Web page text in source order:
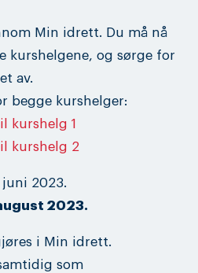
Min idrett. Du må nå
kurshelgene, og sørge for
av.
begge kurshelger:
kurshelg 1
kurshelg 2
juni 2023.
2023.
i Min idrett.
som